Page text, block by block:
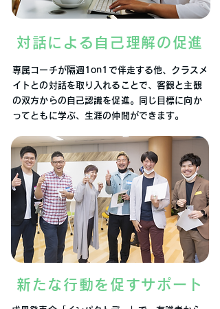
対話による自己理解の促進
専属コーチが隔週1on1で伴走する他、クラスメ
イトとの対話を取り入れることで、客観と主観
の双方からの自己認識を促進。同じ目標に向か
ってともに学ぶ、生涯の仲間ができます。
新たな行動を促すサポート